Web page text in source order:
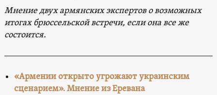
Мнение двух армянских экспертов о возможных
итогах брюссельской встречи, если она все же
состоится.
«Армении открыто угрожают украинским
сценарием». Мнение из Еревана